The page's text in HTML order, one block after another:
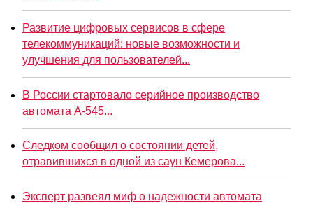
Развитие цифровых сервисов в сфере
телекоммуникаций: новые возможности и
улучшения для пользователей...
В России стартовало серийное производство
автомата А-545...
Следком сообщил о состоянии детей,
отравившихся в одной из саун Кемерова...
Эксперт развеял миф о надежности автомата